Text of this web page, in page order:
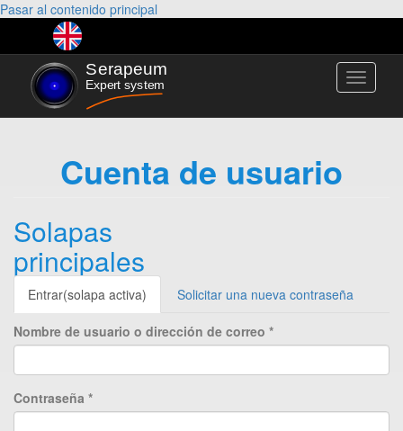
Pasar al contenido principal
Toggle
Cuenta de usuario
Solapas
principales
Entrar(solapa activa) Solicitar una nueva contraseña
Nombre de usuario o dirección de correo *
Contraseña *